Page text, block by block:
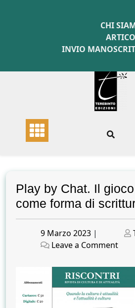
CHI
INVIO
Play by Chat. Il
come forma di
Posted
on
9 Marzo 2023 |
Leave a Commenton
by
Il